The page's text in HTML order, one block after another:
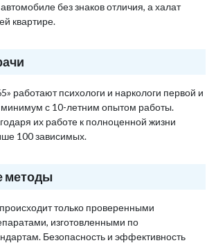
без знаков отличия, а халат
квартире.
работают психологи и наркологи первой и
минимум с 10-летним опытом работы.
их работе к полноценной жизни
100 зависимых.
методы
только проверенными
изготовленными по
Безопасность и эффективность